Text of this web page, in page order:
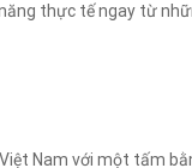
thực tế ngay từ
Nam với một tấm